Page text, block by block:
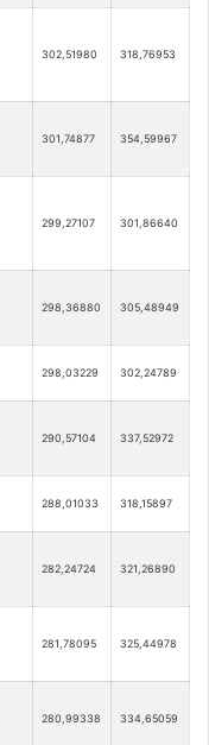
302,51980 318,76953
301,74877 354,59967
299,27107 301,86640
298,36880 305,48949
298,03229 302,24789
290,57104 337,52972
288,01033 318,15897
282,24724 321,26890
281,78095 325,44978
280,99338 334,65059